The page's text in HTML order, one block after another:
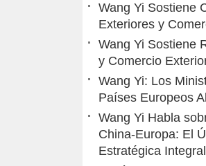
Wang Yi Sostiene
Exteriores y
Wang Yi Sostiene
y Comercio
Wang Yi: Los
Países Europeos
Wang Yi Habla
China-Europa: El
Estratégica Integral